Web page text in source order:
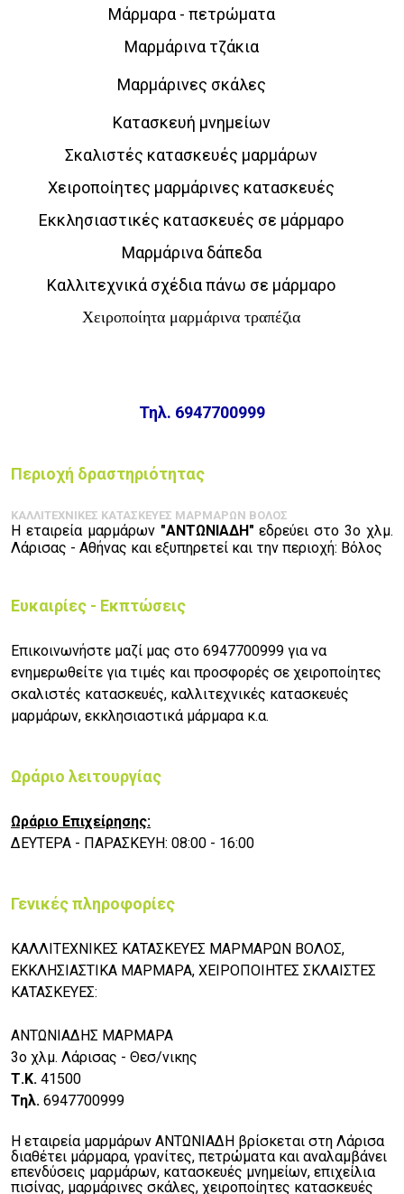
Μάρμαρα - πετρώματα
Μαρμάρινα τζάκια
Μαρμάρινες σκάλες
Κατασκευή μνημείων
Σκαλιστές κατασκευές μαρμάρων
Χειροποίητες μαρμάρινες κατασκευές
Εκκλησιαστικές κατασκευές σε μάρμαρο
Μαρμάρινα δάπεδα
Καλλιτεχνικά σχέδια πάνω σε μάρμαρο
Χειροποίητα μαρμάρινα τραπέζια
Τηλ. 6947700999
Περιοχή δραστηριότητας
ΚΑΛΛΙΤΕΧΝΙΚΕΣ ΚΑΤΑΣΚΕΥΕΣ ΜΑΡΜΑΡΩΝ ΒΟΛΟΣ
Η εταιρεία μαρμάρων "ΑΝΤΩΝΙΑΔΗ" εδρεύει στο 3ο χλμ.
Λάρισας - Αθήνας και εξυπηρετεί και την περιοχή: Βόλος
Ευκαιρίες - Εκπτώσεις
Επικοινωνήστε μαζί μας στο 6947700999 για να
ενημερωθείτε για τιμές και προσφορές σε χειροποίητες
σκαλιστές κατασκευές, καλλιτεχνικές κατασκευές
μαρμάρων, εκκλησιαστικά μάρμαρα κ.α.
Ωράριο λειτουργίας
Ωράριο Επιχείρησης:
ΔΕΥΤΕΡΑ - ΠΑΡΑΣΚΕΥΗ: 08:00 - 16:00
Γενικές πληροφορίες
ΚΑΛΛΙΤΕΧΝΙΚΕΣ ΚΑΤΑΣΚΕΥΕΣ ΜΑΡΜΑΡΩΝ ΒΟΛΟΣ,
ΕΚΚΛΗΣΙΑΣΤΙΚΑ ΜΑΡΜΑΡΑ, ΧΕΙΡΟΠΟΙΗΤΕΣ ΣΚΛΑΙΣΤΕΣ
ΚΑΤΑΣΚΕΥΕΣ:
ΑΝΤΩΝΙΑΔΗΣ ΜΑΡΜΑΡΑ
3ο χλμ. Λάρισας - Θεσ/νικης
Τ.Κ. 41500
Τηλ. 6947700999
Η εταιρεία μαρμάρων ΑΝΤΩΝΙΑΔΗ βρίσκεται στη Λάρισα
διαθέτει μάρμαρα, γρανίτες, πετρώματα και αναλαμβάνει
επενδύσεις μαρμάρων, κατασκευές μνημείων, επιχείλια
πισίνας, μαρμάρινες σκάλες, χειροποίητες κατασκευές